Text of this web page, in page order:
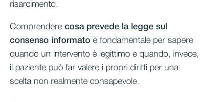
risarcimento.
Comprendere cosa prevede la legge sul
consenso informato è fondamentale per sapere
quando un intervento è legittimo e quando, invece,
il paziente può far valere i propri diritti per una
scelta non realmente consapevole.